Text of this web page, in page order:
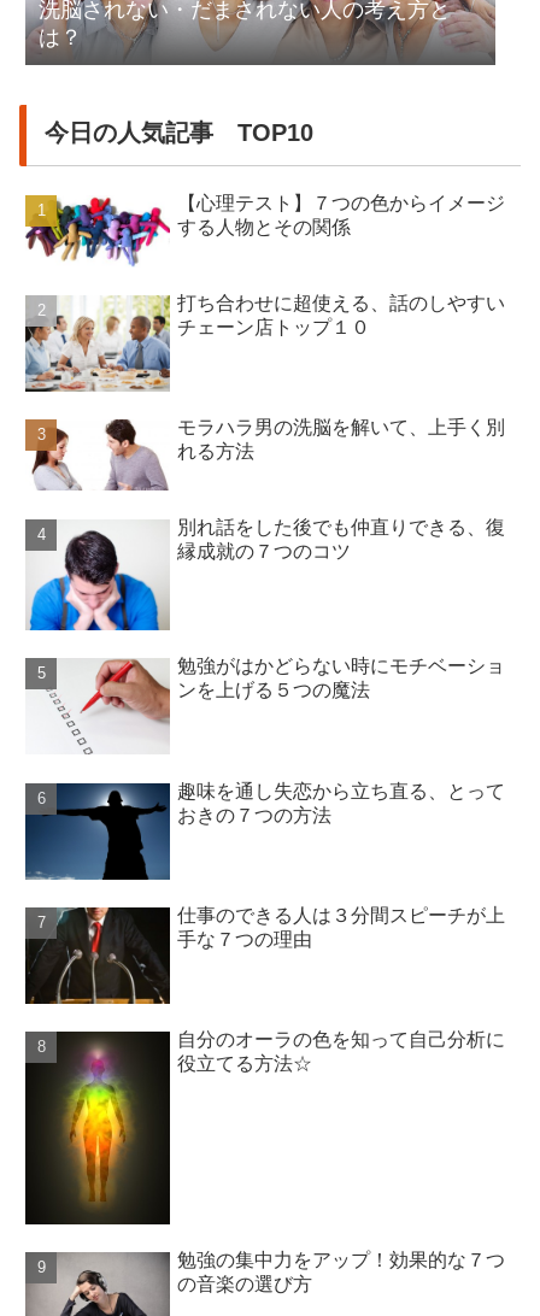
洗脳されない・だまされない人の考え方と
は？
今日の人気記事 TOP10
【心理テスト】７つの色からイメージ
する人物とその関係
打ち合わせに超使える、話のしやすい
チェーン店トップ１０
モラハラ男の洗脳を解いて、上手く別
れる方法
別れ話をした後でも仲直りできる、復
縁成就の７つのコツ
勉強がはかどらない時にモチベーショ
ンを上げる５つの魔法
趣味を通し失恋から立ち直る、とって
おきの７つの方法
仕事のできる人は３分間スピーチが上
手な７つの理由
自分のオーラの色を知って自己分析に
役立てる方法☆
勉強の集中力をアップ！効果的な７つ
の音楽の選び方